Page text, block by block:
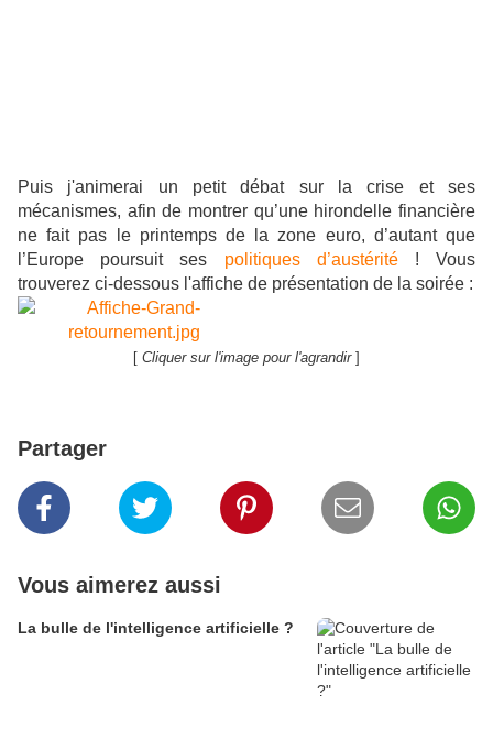
Puis j'animerai un petit débat
sur la crise et ses
mécanismes, afin de montrer qu’une hirondelle financière
ne fait pas le printemps de la zone euro, d’autant que
l’Europe poursuit ses politiques d’austérité! Vous
trouverez ci-dessous l'affiche de présentation de la soirée :
[ Cliquer sur l'image pour l'agrandir]
Partager
Vous aimerez aussi
La bulle de l'intelligence artificielle ?